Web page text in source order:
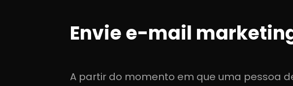
Envie e-mail
A partir do momento em que uma pessoa